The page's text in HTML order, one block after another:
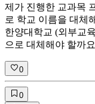
제가 진행한 교과목
로 학교 이름을 대체
한양대학교 (외부교
으로 대체해야 할까
0
0